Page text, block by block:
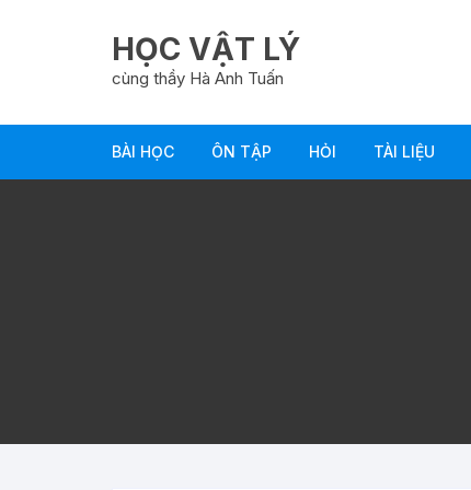
HỌC VẬT LÝ
cùng thầy Hà Anh Tuấn
BÀI HỌC ÔN TẬP HỎI TÀI LIỆU